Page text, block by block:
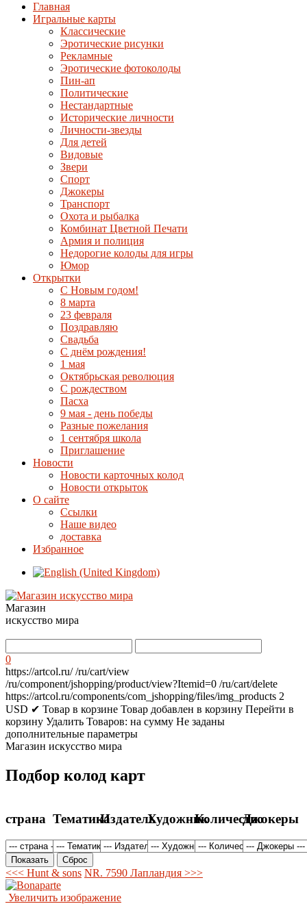
Главная
Игральные карты
Классические
Эротические рисунки
Рекламные
Эротические фотоколоды
Пин-ап
Политические
Нестандартные
Исторические личности
Личности-звезды
Для детей
Видовые
Звери
Спорт
Джокеры
Транспорт
Охота и рыбалка
Комбинат Цветной Печати
Армия и полиция
Недорогие колоды для игры
Юмор
Открытки
С Новым годом!
8 марта
23 февраля
Поздравляю
Свадьба
С днём рождения!
1 мая
Октябрьская революция
С рождеством
Пасха
9 мая - день победы
Разные пожелания
1 сентября школа
Приглашение
Новости
Новости карточных колод
Новости открыток
О сайте
Ссылки
Наше видео
доставка
Избранное
Магазин
искусство мира
0
https://artcol.ru/ /ru/cart/view
/ru/component/jshopping/product/view?Itemid=0 /ru/cart/delete
https://artcol.ru/components/com_jshopping/files/img_products 2
USD ✔ Товар в корзине Товар добавлен в корзину Перейти в
корзину Удалить Товаров: на сумму Не заданы
дополнительные параметры
Магазин искусство мира
Подбор колод карт
страна ТематикаИздательХудожникКоличествоДжокеры
<<< Hunt & sons NR. 7590 Лапландия >>>
Увеличить изображение